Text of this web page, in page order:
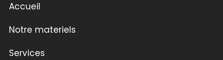
Accueil
Notre materiels
Services